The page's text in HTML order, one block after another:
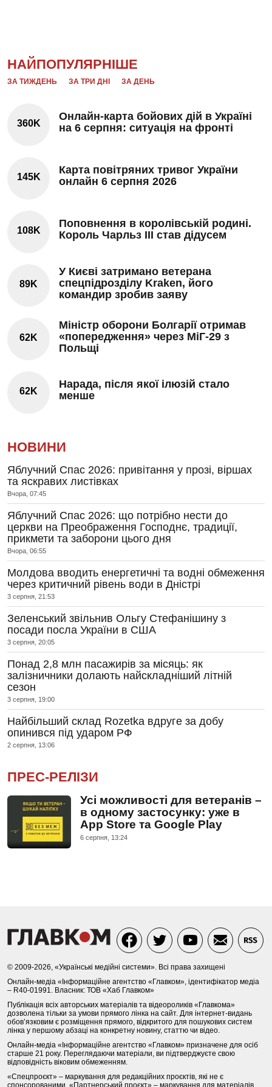
НАЙПОПУЛЯРНІШЕ
ЗА ТИЖДЕНЬ ЗА ТРИ ДНІ ЗА ДЕНЬ
360K
Онлайн-карта бойових дій в Україні
на 6 серпня: ситуація на фронті
145K
Карта повітряних тривог України
онлайн 6 серпня 2026
108K
Поповнення в королівській родині.
Король Чарльз III став дідусем
89K
У Києві затримано ветерана
спецпідрозділу Kraken, його
командир зробив заяву
62K
Міністр оборони Болгарії отримав
«попередження» через МіГ-29 з
Польщі
62K
Нарада, після якої ілюзій стало
менше
НОВИНИ
Яблучний Спас 2026: привітання у прозі, віршах
та яскравих листівках
Вчора, 07:45
Яблучний Спас 2026: що потрібно нести до
церкви на Преображення Господнє, традиції,
прикмети та заборони цього дня
Вчора, 06:55
Молдова вводить енергетичні та водні обмеження
через критичний рівень води в Дністрі
3 серпня, 21:53
Зеленський звільнив Ольгу Стефанішину з
посади посла України в США
3 серпня, 20:05
Понад 2,8 млн пасажирів за місяць: як
залізничники долають найскладніший літній
сезон
3 серпня, 19:00
Найбільший склад Rozetka вдруге за добу
опинився під ударом РФ
2 серпня, 13:06
ПРЕС-РЕЛІЗИ
Усі можливості для ветеранів –
в одному застосунку: уже в
App Store та Google Play
6 серпня, 13:24
© 2009-2026, «Українські медійні системи». Всі права захищені
Онлайн-медіа «Інформаційне агентство «Главком», ідентифікатор медіа
– R40-01991. Власник: ТОВ «Хаб Главком»
Публікація всіх авторських матеріалів та відеороликів «Главкома»
дозволена тільки за умови прямого лінка на сайт. Для інтернет-видань
обов’язковим є розміщення прямого, відкритого для пошукових систем
лінка у першому абзаці на конкретну новину, статтю чи відео.
Онлайн-медіа «Інформаційне агентство «Главком» призначене для осіб
старше 21 року. Переглядаючи матеріали, ви підтверджуєте свою
відповідність віковим обмеженням.
«Спецпроєкт» – маркування для редакційних проєктів, які не є
спонсорованими. «Партнерський проєкт» – маркування для матеріалів,